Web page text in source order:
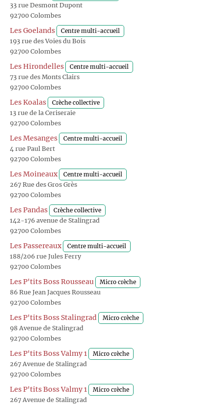
33 rue Desmont Dupont
92700 Colombes
Les Goelands Centre multi-accueil
193 rue des Voies du Bois
92700 Colombes
Les Hirondelles Centre multi-accueil
73 rue des Monts Clairs
92700 Colombes
Les Koalas Crèche collective
13 rue de la Ceriseraie
92700 Colombes
Les Mesanges Centre multi-accueil
4 rue Paul Bert
92700 Colombes
Les Moineaux Centre multi-accueil
267 Rue des Gros Grès
92700 Colombes
Les Pandas Crèche collective
142-176 avenue de Stalingrad
92700 Colombes
Les Passereaux Centre multi-accueil
188/206 rue Jules Ferry
92700 Colombes
Les P'tits Boss Rousseau Micro crèche
86 Rue Jean Jacques Rousseau
92700 Colombes
Les P'tits Boss Stalingrad Micro crèche
98 Avenue de Stalingrad
92700 Colombes
Les P'tits Boss Valmy 1 Micro crèche
267 Avenue de Stalingrad
92700 Colombes
Les P'tits Boss Valmy 1 Micro crèche
267 Avenue de Stalingrad